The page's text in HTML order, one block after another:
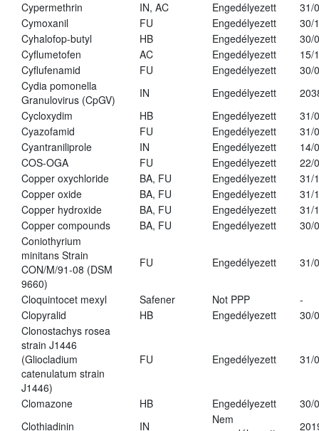
Cypermethrin
IN, AC Engedélyezett
31/
Cymoxanil
FU Engedélyezett
30/
Cyhalofop-butyl
HB Engedélyezett
30/
Cyflumetofen
AC Engedélyezett
15/
Cyflufenamid
FU Engedélyezett
30/
Cydia pomonella
Granulovirus (CpGV)
IN Engedélyezett
Cycloxydim
HB Engedélyezett
31/
Cyazofamid
FU Engedélyezett
31/
Cyantraniliprole
IN Engedélyezett
14/
COS-OGA
FU Engedélyezett
22/
Copper oxychloride
BA, FU Engedélyezett
31/
Copper oxide
BA, FU Engedélyezett
31/
Copper hydroxide
BA, FU Engedélyezett
31/
Copper compounds
BA, FU Engedélyezett
30/
Coniothyrium
minitans Strain
CON/M/91-08 (DSM
9660)
FU Engedélyezett 31/
Cloquintocet mexyl Safener Not PPP
-
Clopyralid
HB Engedélyezett
30/
Clonostachys rosea
strain J1446
(Gliocladium
catenulatum strain
J1446)
FU Engedélyezett 31/
Clomazone HB Engedélyezett
30/
Clothiadinin
IN
Nem